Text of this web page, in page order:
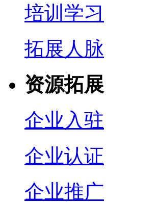
培训学习
拓展人脉
资源拓展
企业入驻
企业认证
企业推广